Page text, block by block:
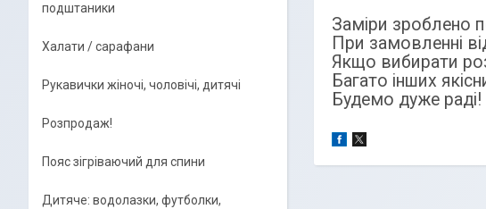
Заміри зроблено
При замовленні
Якщо вибирати
Багато інших
Будемо дуже раді!
подштаники
Халати / сарафани
Рукавички жіночі, чоловічі, дитячі
Розпродаж!
Пояс зігріваючий для спини
Дитяче: водолазки, футболки,